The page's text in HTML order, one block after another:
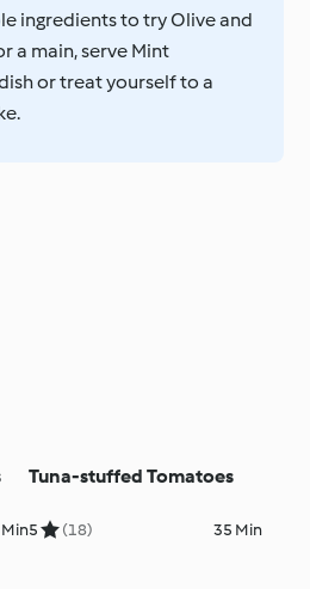
ingredients to try Olive and
a main, serve Mint
or treat yourself to a
Tuna-stuffed Tomatoes
5 (18) 35 Min